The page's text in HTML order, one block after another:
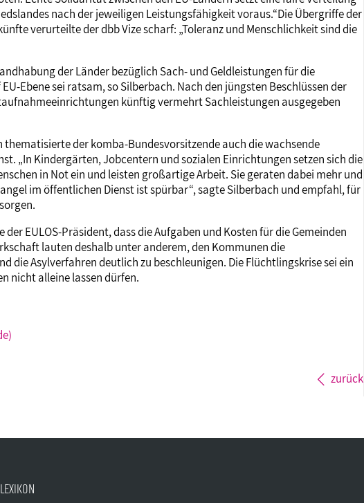
nach der jeweiligen Leistungsfähigkeit voraus.“Die Übergriffe der
verurteilte der dbb Vize scharf: „Toleranz und Menschlichkeit sind die
der Länder bezüglich Sach- und Geldleistungen für die
Ebene sei ratsam, so Silberbach. Nach den jüngsten Beschlüssen der
künftig vermehrt Sachleistungen ausgegeben
der komba-Bundesvorsitzende auch die wachsende
„In Kindergärten, Jobcentern und sozialen Einrichtungen setzen sich die
in Not ein und leisten großartige Arbeit. Sie geraten dabei mehr und
im öffentlichen Dienst ist spürbar“, sagte Silberbach und empfahl, für
EULOS-Präsident, dass die Aufgaben und Kosten für die Gemeinden
lauten deshalb unter anderem, den Kommunen die
die Asylverfahren deutlich zu beschleunigen. Die Flüchtlingskrise sei ein
nicht alleine lassen dürfen.
zurück
LEXIKON